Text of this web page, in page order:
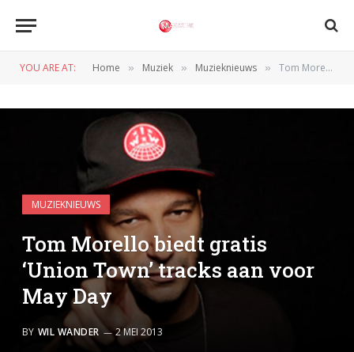
YOU ARE AT: Home » Muziek » Muzieknieuws » Tom Morello biedt gratis ‘Union Town’ tracks aan voor May Day
MUZIEKNIEUWS
Tom Morello biedt gratis
‘Union Town’ tracks aan voor
May Day
BY WIL WANDER 2 MEI 2013